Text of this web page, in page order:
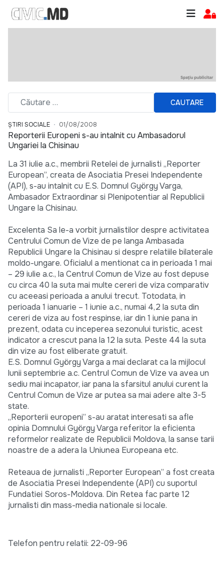
CAUTARE
ȘTIRI SOCIALE 01/08/2008
Reporterii Europeni s-au intalnit cu Ambasadorul
Ungariei la Chisinau
La 31 iulie a.c., membrii Retelei de jurnalisti „Reporter
European”, creata de Asociatia Presei Independente
(API), s-au intalnit cu E.S. Domnul György Varga,
Ambasador Extraordinar si Plenipotentiar al Republicii
Ungare la Chisinau.
Excelenta Sa le-a vorbit jurnalistilor despre activitatea
Centrului Comun de Vize de pe langa Ambasada
Republicii Ungare la Chisinau si despre relatiile bilaterale
moldo-ungare. Oficialul a mentionat ca in perioada 1 mai
– 29 iulie a.c., la Centrul Comun de Vize au fost depuse
cu circa 40 la suta mai multe cereri de viza comparativ
cu aceeasi perioada a anului trecut. Totodata, in
perioada 1 ianuarie – 1 iunie a.c., numai 4,2 la suta din
cereri de viza au fost respinse, iar din 1 iunie pana in
prezent, odata cu inceperea sezonului turistic, acest
indicator a crescut pana la 12 la suta. Peste 44 la suta
din vize au fost eliberate gratuit.
E.S. Domnul György Varga a mai declarat ca la mijlocul
lunii septembrie a.c. Centrul Comun de Vize va avea un
sediu mai incapator, iar pana la sfarsitul anului curent la
Centrul Comun de Vize ar putea sa mai adere alte 3-5
state.
„Reporterii europeni” s-au aratat interesati sa afle
opinia Domnului György Varga referitor la eficienta
reformelor realizate de Republicii Moldova, la sanse tarii
noastre de a adera la Uniunea Europeana etc.
Reteaua de jurnalisti „Reporter European” a fost creata
de Asociatia Presei Independente (API) cu suportul
Fundatiei Soros-Moldova. Din Retea fac parte 12
jurnalisti din mass-media nationale si locale.
Telefon pentru relatii: 22-09-96